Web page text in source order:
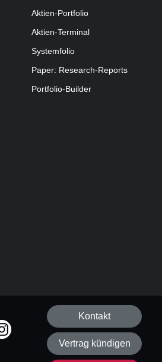
Aktien-Portfolio
Aktien-Terminal
Systemfolio
Paper: Research-Reports
Portfolio-Builder
Kontakt
Vertrag kündigen